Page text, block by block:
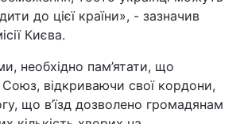
Інциденти
Туризм
Погода
до цієї країни», - зазначив
Києва.
необхідно пам’ятати, що
відкриваючи свої кордони,
що в’їзд дозволено громадянам